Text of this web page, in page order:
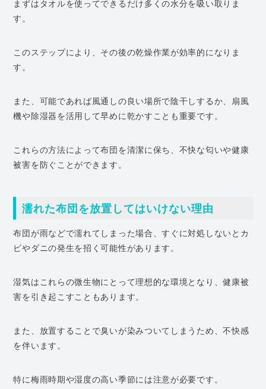
まずはタオルを使ってできるだけ多くの水分を吸い取りま
す。
このステップにより、その後の乾燥作業が効率的になりま
す。
また、可能であれば風通しの良い場所で陰干しするか、扇風
機や除湿器を活用して早めに乾かすことも重要です。
これらの方法によって布団を清潔に保ち、不快な匂いや健康
被害を防ぐことができます。
濡れた布団を放置してはいけない理由
布団が雨などで濡れてしまった場合、すぐに対処しないとカ
ビやダニの発生を招く可能性があります。
湿気はこれらの微生物にとって理想的な環境となり、健康被
害を引き起こすこともあります。
また、放置することで臭いが染みついてしまうため、不快感
を伴います。
特に梅雨時期や湿度の高い季節には注意が必要です。